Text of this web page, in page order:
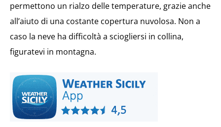
permettono un rialzo delle temperature, grazie anche
all’aiuto di una costante copertura nuvolosa. Non a
caso la neve ha difficoltà a sciogliersi in collina,
figuratevi in montagna.